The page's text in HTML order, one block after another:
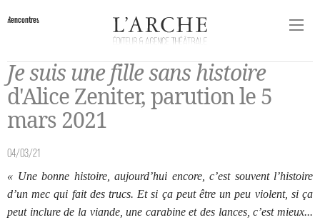
Rencontres
Je suis une fille sans histoire
d'Alice Zeniter, parution le 5
mars 2021
04/03/21
« Une bonne histoire, aujourd’hui encore, c’est souvent l’histoire
d’un mec qui fait des trucs. Et si ça peut être un peu violent, si ça
peut inclure de la viande, une carabine et des lances, c’est mieux...